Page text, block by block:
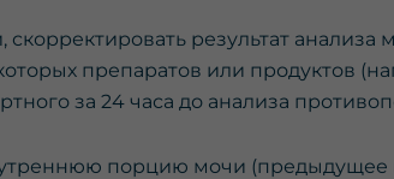
результат
препаратов или продуктов
за 24 часа до анализа
порцию мочи (предыдущее